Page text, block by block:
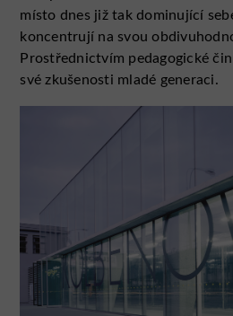
místo dnes již tak dominující
koncentrují na svou
Prostřednictvím pedagogické
své zkušenosti mladé generaci.